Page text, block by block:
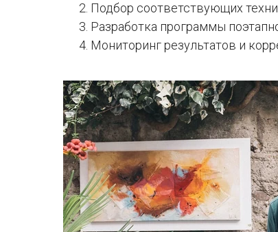
Подбор соответствующих
Разработка программы
Мониторинг результатов и